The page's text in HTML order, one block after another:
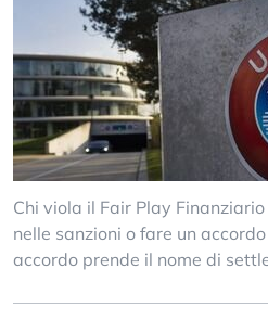
Chi viola il Fair Play
nelle sanzioni o fare un accordo
accordo prende il nome di